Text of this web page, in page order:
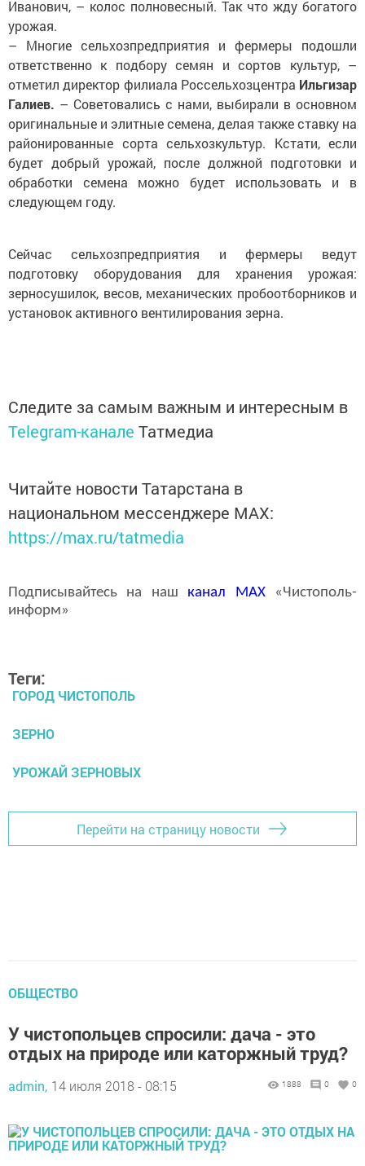
Иванович, – колос полновесный. Так что жду богатого
урожая.
– Многие сельхозпредприятия и фермеры подошли
ответственно к подбору семян и сортов культур, –
отметил директор филиала Россельхозцентра Ильгизар
Галиев. – Советовались с нами, выбирали в основном
оригинальные и элитные семена, делая также ставку на
районированные сорта сельхозкультур. Кстати, если
будет добрый урожай, после должной подготовки и
обработки семена можно будет использовать и в
следующем году.
Сейчас сельхозпредприятия и фермеры ведут
подготовку оборудования для хранения урожая:
зерносушилок, весов, механичес­ких пробоотборников и
установок активного вентилирования зерна.
Следите за самым важным и интересным в
Telegram-канале Татмедиа
Читайте новости Татарстана в
национальном мессенджере MАХ:
https://max.ru/tatmedia
Подписывайтесь на наш канал MAX«Чистополь-
информ»
Теги:
ГОРОД ЧИСТОПОЛЬ
ЗЕРНО
УРОЖАЙ ЗЕРНОВЫХ
Перейти на страницу новости
ОБЩЕСТВО
У чистопольцев спросили: дача - это
отдых на природе или каторжный труд?
admin, 14 июля 2018 - 08:15 1888 0 0